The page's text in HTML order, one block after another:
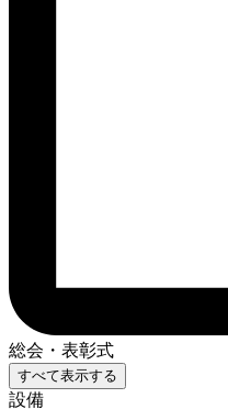
総会・表彰式
すべて表示する
設備